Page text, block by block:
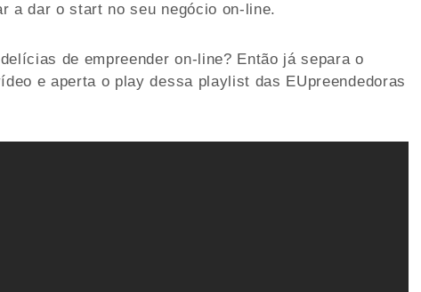
a dar o start no seu negócio on-line.
de empreender on-line? Então já separa o
e aperta o play dessa playlist das EUpreendedoras